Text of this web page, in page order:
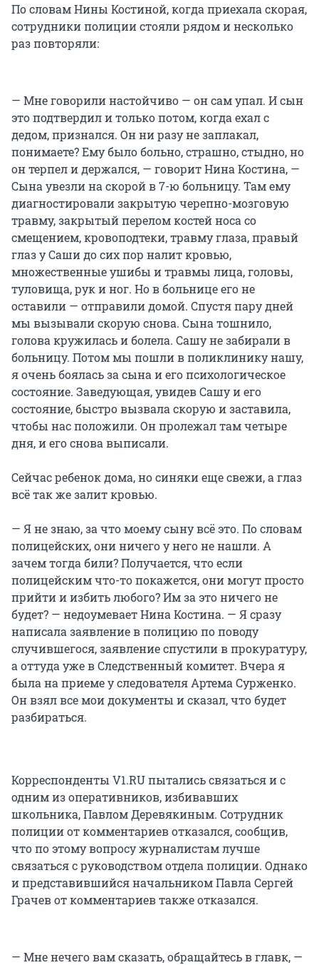
По словам Нины Костиной, когда приехала скорая,
сотрудники полиции стояли рядом и несколько
раз повторяли:
— Мне говорили настойчиво — он сам упал. И сын
это подтвердил и только потом, когда ехал с
дедом, признался. Он ни разу не заплакал,
понимаете? Ему было больно, страшно, стыдно, но
он терпел и держался, — говорит Нина Костина, —
Сына увезли на скорой в 7-ю больницу. Там ему
диагностировали закрытую черепно-мозговую
травму, закрытый перелом костей носа со
смещением, кровоподтеки, травму глаза, правый
глаз у Саши до сих пор налит кровью,
множественные ушибы и травмы лица, головы,
туловища, рук и ног. Но в больнице его не
оставили — отправили домой. Спустя пару дней
мы вызывали скорую снова. Сына тошнило,
голова кружилась и болела. Сашу не забирали в
больницу. Потом мы пошли в поликлинику нашу,
я очень боялась за сына и его психологическое
состояние. Заведующая, увидев Сашу и его
состояние, быстро вызвала скорую и заставила,
чтобы нас положили. Он пролежал там четыре
дня, и его снова выписали.
Сейчас ребенок дома, но синяки еще свежи, а глаз
всё так же залит кровью.
— Я не знаю, за что моему сыну всё это. По словам
полицейских, они ничего у него не нашли. А
зачем тогда били? Получается, что если
полицейским что-то покажется, они могут просто
прийти и избить любого? Им за это ничего не
будет? — недоумевает Нина Костина. — Я сразу
написала заявление в полицию по поводу
случившегося, заявление спустили в прокуратуру,
а оттуда уже в Следственный комитет. Вчера я
была на приеме у следователя Артема Сурженко.
Он взял все мои документы и сказал, что будет
разбираться.
Корреспонденты V1.RU пытались связаться и с
одним из оперативников, избивавших
школьника, Павлом Деревякиным. Сотрудник
полиции от комментариев отказался, сообщив,
что по этому вопросу журналистам лучше
связаться с руководством отдела полиции. Однако
и представившийся начальником Павла Сергей
Грачев от комментариев также отказался.
— Мне нечего вам сказать, обращайтесь в главк, —